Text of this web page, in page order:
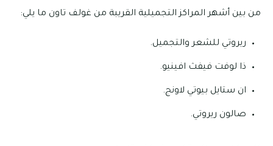
من بين أشهر المراكز التجميلية القريبة من غولف تاون ما يلي:
ريروتي للشعر والتجميل.
ذا لوفت فيفث افينيو.
ان ستايل بيوتي لاونج.
صالون ريروتي.